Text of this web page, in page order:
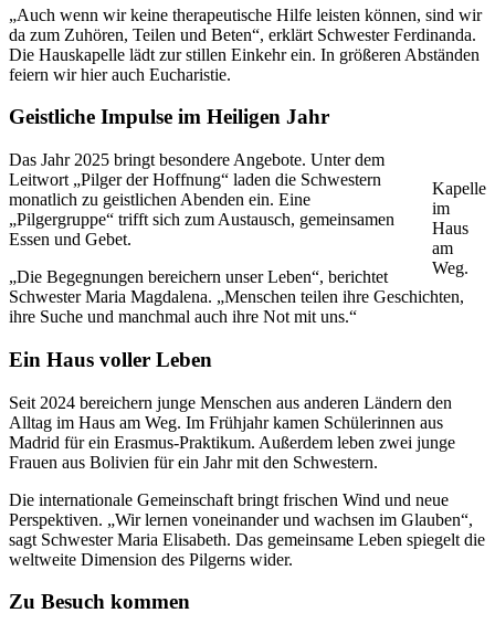
„Auch wenn wir keine therapeutische Hilfe leisten können, sind wir
da zum Zuhören, Teilen und Beten“, erklärt Schwester Ferdinanda.
Die Hauskapelle lädt zur stillen Einkehr ein. In größeren Abständen
feiern wir hier auch Eucharistie.
Geistliche Impulse im Heiligen Jahr
Kapelle
im
Haus
am
Weg.
Das Jahr 2025 bringt besondere Angebote. Unter dem
Leitwort „Pilger der Hoffnung“ laden die Schwestern
monatlich zu geistlichen Abenden ein. Eine
„Pilgergruppe“ trifft sich zum Austausch, gemeinsamen
Essen und Gebet.
„Die Begegnungen bereichern unser Leben“, berichtet
Schwester Maria Magdalena. „Menschen teilen ihre Geschichten,
ihre Suche und manchmal auch ihre Not mit uns.“
Ein Haus voller Leben
Seit 2024 bereichern junge Menschen aus anderen Ländern den
Alltag im Haus am Weg. Im Frühjahr kamen Schülerinnen aus
Madrid für ein Erasmus-Praktikum. Außerdem leben zwei junge
Frauen aus Bolivien für ein Jahr mit den Schwestern.
Die internationale Gemeinschaft bringt frischen Wind und neue
Perspektiven. „Wir lernen voneinander und wachsen im Glauben“,
sagt Schwester Maria Elisabeth. Das gemeinsame Leben spiegelt die
weltweite Dimension des Pilgerns wider.
Zu Besuch kommen